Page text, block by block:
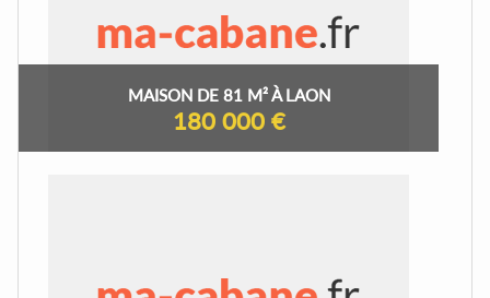
MAISON DE 81 M² À LAON
180 000 €